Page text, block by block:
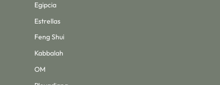
Egipcia
Estrellas
Feng Shui
Kabbalah
OM